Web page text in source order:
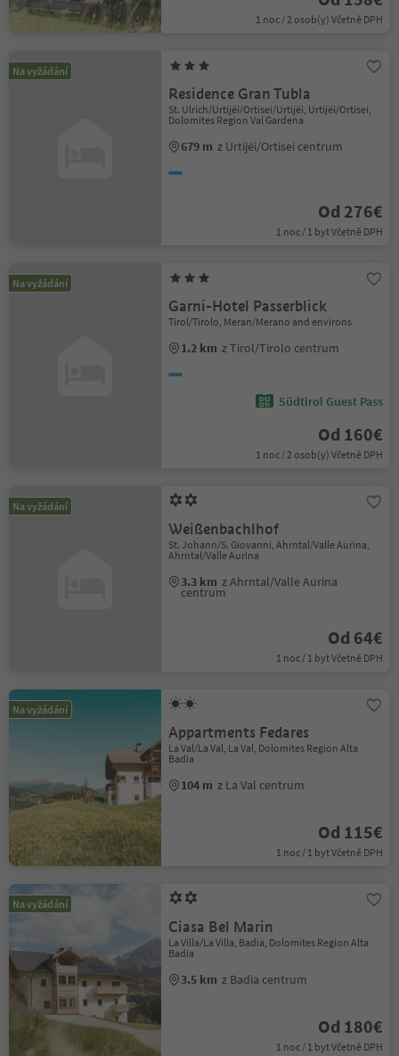
1 noc / 2 osob(y) Včetně DPH
Na vyžádání
Residence Gran Tubla
St. Ulrich/Urtijëi/Ortisei/Urtijëi, Urtijëi/Ortisei,
Dolomites Region Val Gardena
679 m z Urtijëi/Ortisei centrum
Od 276€
1 noc / 1 byt Včetně DPH
Na vyžádání
Garni-Hotel Passerblick
Tirol/Tirolo, Meran/Merano and environs
1.2 km z Tirol/Tirolo centrum
Südtirol Guest Pass
Od 160€
1 noc / 2 osob(y) Včetně DPH
Na vyžádání
Weißenbachlhof
St. Johann/S. Giovanni, Ahrntal/Valle Aurina,
Ahrntal/Valle Aurina
3.3 km z Ahrntal/Valle Aurina
centrum
Od 64€
1 noc / 1 byt Včetně DPH
Na vyžádání
Appartments Fedares
La Val/La Val, La Val, Dolomites Region Alta
Badia
104 m z La Val centrum
Od 115€
1 noc / 1 byt Včetně DPH
Na vyžádání
Ciasa Bel Marin
La Villa/La Villa, Badia, Dolomites Region Alta
Badia
3.5 km z Badia centrum
Od 180€
1 noc / 1 byt Včetně DPH